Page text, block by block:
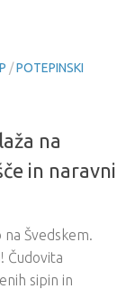
/POTEPINSKI
na
in naravni
Švedskem.
Čudovita
sipin in